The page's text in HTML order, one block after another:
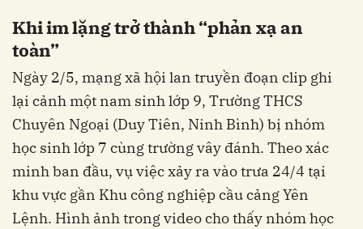
Khi im lặng trở thành “phản xạ an
toàn”
Ngày 2/5, mạng xã hội lan truyền đoạn clip ghi
lại cảnh một nam sinh lớp 9, Trường THCS
Chuyên Ngoại (Duy Tiên, Ninh Bình) bị nhóm
học sinh lớp 7 cùng trường vây đánh. Theo xác
minh ban đầu, vụ việc xảy ra vào trưa 24/4 tại
khu vực gần Khu công nghiệp cầu cảng Yên
Lệnh. Hình ảnh trong video cho thấy nhóm học